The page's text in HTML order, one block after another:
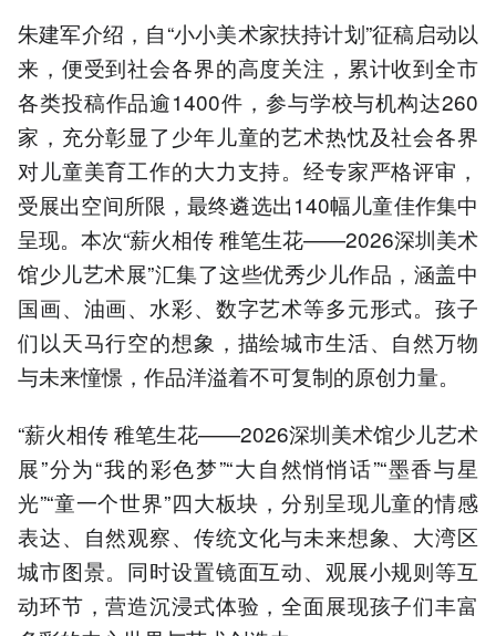
朱建军介绍，自“小小美术家扶持计划”征稿启动以
来，便受到社会各界的高度关注，累计收到全市
各类投稿作品逾1400件，参与学校与机构达260
家，充分彰显了少年儿童的艺术热忱及社会各界
对儿童美育工作的大力支持。经专家严格评审，
受展出空间所限，最终遴选出140幅儿童佳作集中
呈现。本次“薪火相传 稚笔生花——2026深圳美术
馆少儿艺术展”汇集了这些优秀少儿作品，涵盖中
国画、油画、水彩、数字艺术等多元形式。孩子
们以天马行空的想象，描绘城市生活、自然万物
与未来憧憬，作品洋溢着不可复制的原创力量。
“薪火相传 稚笔生花——2026深圳美术馆少儿艺术
展”分为“我的彩色梦”“大自然悄悄话”“墨香与星
光”“童一个世界”四大板块，分别呈现儿童的情感
表达、自然观察、传统文化与未来想象、大湾区
城市图景。同时设置镜面互动、观展小规则等互
动环节，营造沉浸式体验，全面展现孩子们丰富